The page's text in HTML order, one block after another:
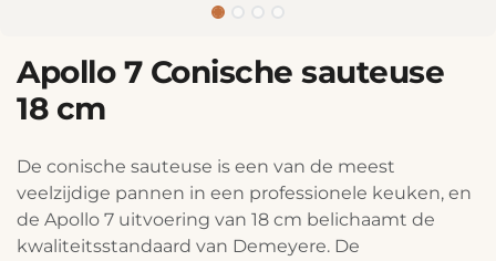
Apollo 7 Conische sauteuse
18 cm
De conische sauteuse is een van de meest
veelzijdige pannen in een professionele keuken, en
de Apollo 7 uitvoering van 18 cm belichaamt de
kwaliteitsstandaard van Demeyere. De